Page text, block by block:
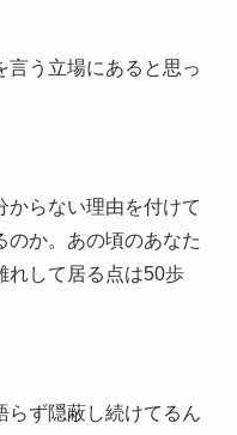
言う立場にあると思っ
からない理由を付けて
のか。あの頃のあなた
れして居る点は50歩
らず隠蔽し続けてるん